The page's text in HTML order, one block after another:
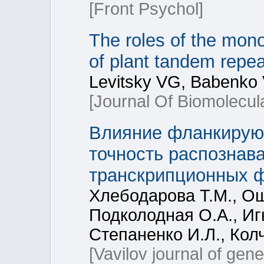
[Front Psychol]
The roles of the
of plant tandem
Levitsky VG, Babenko
[Journal Of
Влияние
точность
транскрипционных
Хлебодарова Т.М.,
Подколодная О.А.,
Степаненко И.Л.,
[Vavilov journal of